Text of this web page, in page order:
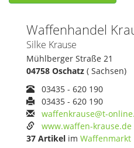
Waffenhandel
Silke Krause
Mühlberger Straße 21
04758 Oschatz ( Sachsen)
03435 - 620 190
03435 - 620 190
waffenkrause@t-
www.waffen-krause.de
37 Artikel im Waffenmarkt